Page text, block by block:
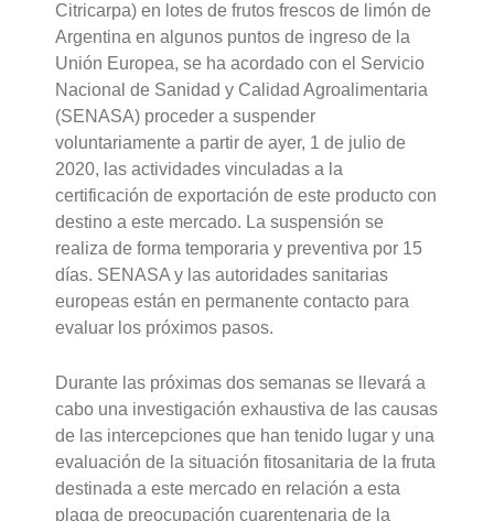
Citricarpa) en lotes de frutos frescos de limón de
Argentina en algunos puntos de ingreso de la
Unión Europea, se ha acordado con el Servicio
Nacional de Sanidad y Calidad Agroalimentaria
(SENASA) proceder a suspender
voluntariamente a partir de ayer, 1 de julio de
2020, las actividades vinculadas a la
certificación de exportación de este producto con
destino a este mercado. La suspensión se
realiza de forma temporaria y preventiva por 15
días. SENASA y las autoridades sanitarias
europeas están en permanente contacto para
evaluar los próximos pasos.
Durante las próximas dos semanas se llevará a
cabo una investigación exhaustiva de las causas
de las intercepciones que han tenido lugar y una
evaluación de la situación fitosanitaria de la fruta
destinada a este mercado en relación a esta
plaga de preocupación cuarentenaria de la